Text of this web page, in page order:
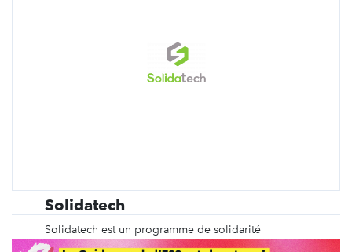
Solidatech
Solidatech est un programme de solidarité
numérique dédié aux associations, fondations